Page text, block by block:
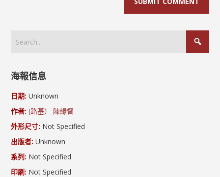
海報信息
日期: Unknown
作者: (路基） 陳緣督
外形尺寸: Not Specified
出版者: Unknown
系列: Not Specified
印刷: Not Specified